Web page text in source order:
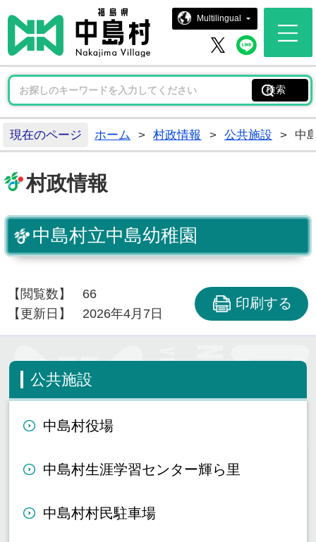
中島村ホ
Multilingual
中島村 X中島
現在のページ ホーム > 村政情報 > 公共施設 > 中
村政情報
中島村立中島幼稚園
【閲覧数】
66
【更新日】
2026年4月7日
印刷する
公共施設
中島村役場
中島村生涯学習センター輝ら里
中島村村民駐車場